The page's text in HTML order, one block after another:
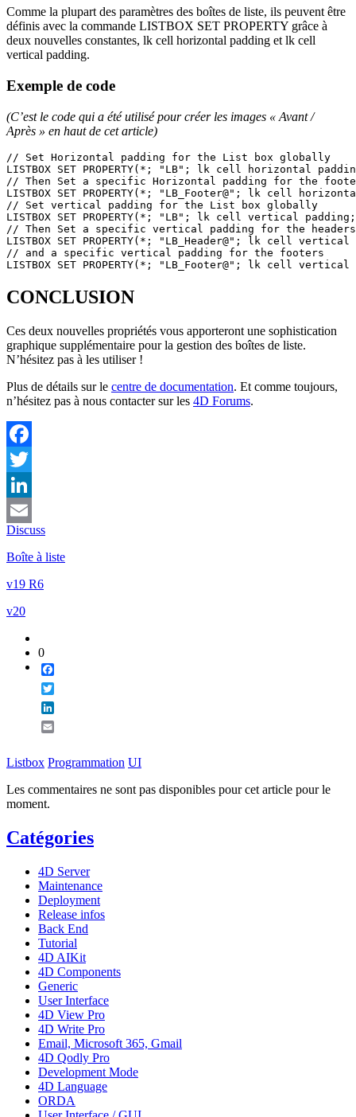
Comme la plupart des paramètres des boîtes de liste, ils peuvent être
définis avec la commande LISTBOX SET PROPERTY grâce à
deux nouvelles constantes, lk cell horizontal padding etlk cell
vertical padding.
Exemple de code
(C’est le code qui a été utilisé pour créer les images « Avant /
Après » en haut de cet article)
// Set Horizontal padding for the List box globally
LISTBOX SET PROPERTY(*; "LB"; lk cell horizontal
// Then Set a specific Horizontal padding for the
LISTBOX SET PROPERTY(*; "LB_Footer@"; lk cell
// Set vertical padding for the List box globally
LISTBOX SET PROPERTY(*; "LB"; lk cell vertical
// Then Set a specific vertical padding for the headers
LISTBOX SET PROPERTY(*; "LB_Header@"; lk cell
// and a specific vertical padding for the footers
LISTBOX SET PROPERTY(*; "LB_Footer@"; lk cell
CONCLUSION
Ces deux nouvelles propriétés vous apporteront une sophistication
graphique supplémentaire pour la gestion des boîtes de liste.
N’hésitez pas à les utiliser !
Plus de détails sur le centre de documentation. Et comme toujours,
n’hésitez pas à nous contacter sur les 4D Forums.
Facebook
Twitter
LinkedIn
Email
Discuss
Boîte à liste
v19 R6
v20
0
Listbox Programmation UI
Les commentaires ne sont pas disponibles pour cet article pour le
moment.
Catégories
4D Server
Maintenance
Deployment
Release infos
Back End
Tutorial
4D AIKit
4D Components
Generic
User Interface
4D View Pro
4D Write Pro
Email, Microsoft 365, Gmail
4D Qodly Pro
Development Mode
4D Language
ORDA